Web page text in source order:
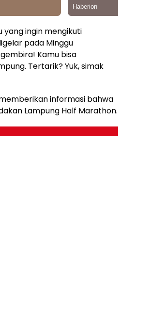
yang ingin mengikuti
pada Minggu
Kamu bisa
Tertarik? Yuk, simak
informasi bahwa
Lampung Half Marathon.